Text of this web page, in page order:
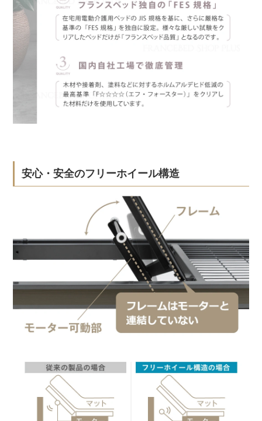
安心・安全のフリーホイール構造